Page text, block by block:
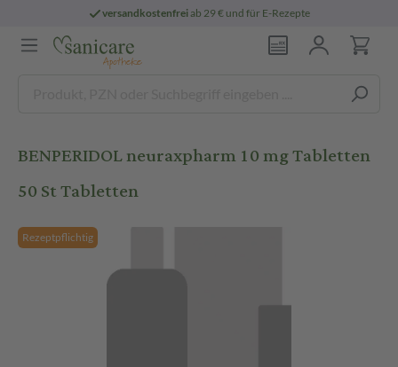
versandkostenfreiab 29 € und für E-Rezepte
BENPERIDOL neuraxpharm 10 mg Tabletten
50 St Tabletten
Rezeptpflichtig